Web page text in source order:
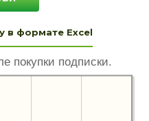
в формате Excel
покупки подписки.